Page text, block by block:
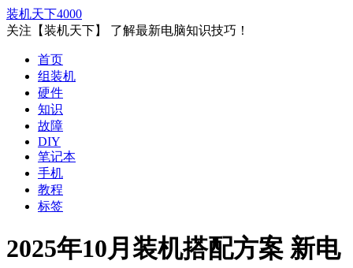
装机天下4000
关注【装机天下】 了解最新电脑知识技巧！
首页
组装机
硬件
知识
故障
DIY
笔记本
手机
教程
标签
2025年10月装机搭配方案 新电